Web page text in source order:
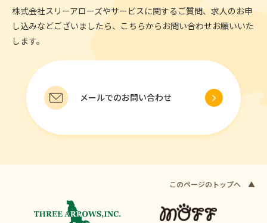
株式会社スリーアローズやサービスに関するご質問、求人のお申
し込みなどございましたら、こちらからお問い合わせお願いいた
します。
メールでのお問い合わせ
このページのトップへ ▲